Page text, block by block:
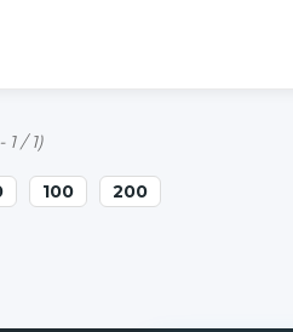
1 / 1)
100 200